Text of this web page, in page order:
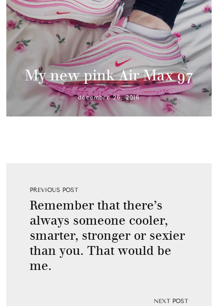
My new pink Air Max 97
décembre 26, 2016
PREVIOUS POST
Remember that there’s
always someone cooler,
smarter, stronger or sexier
than you. That would be
me.
NEXT POST